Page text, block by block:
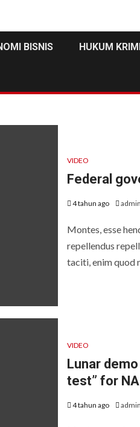
BISNIS HUKUM
VIDEO
Federal
4 tahun ago admin
Montes, esse
repellendus
taciti, enim quod
VIDEO
Lunar
test” for
4 tahun ago admin